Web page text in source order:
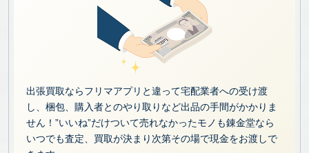
出張買取ならフリマアプリと違って宅配業者への受け渡
し、梱包、購入者とのやり取りなど出品の手間がかかりま
せん！”いいね”だけついて売れなかったモノも錬金堂なら
いつでも査定、買取が決まり次第その場で現金をお渡しで